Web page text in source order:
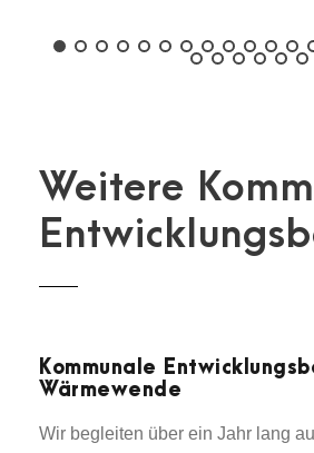
Weitere
Kommunale
Wärmewende
Wir begleiten über ein Jahr lang